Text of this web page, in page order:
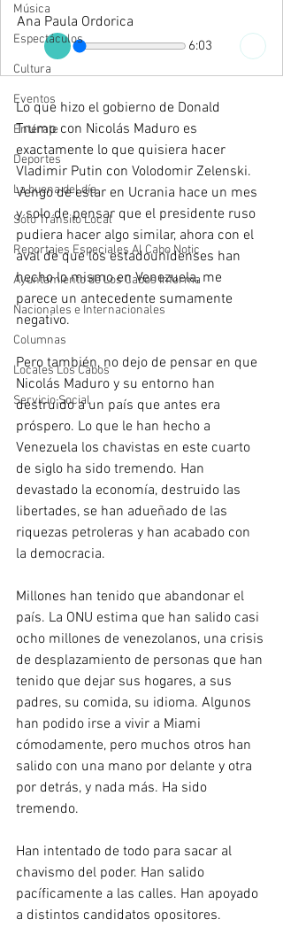
Música
Espectáculos
Cultura
Eventos
Entérate
Deportes
La buena del día
Sólo Tránsito Local
Reportajes Especiales Al Cabo Notic
Ayuntamiento de Los Cabos Informa
Nacionales e Internacionales
Columnas
Locales Los Cabos
Servicio Social
Ana Paula Ordorica
6:03
Lo que hizo el gobierno de Donald
Trump con Nicolás Maduro es
exactamente lo que quisiera hacer
Vladimir Putin con Volodomir Zelenski.
Vengo de estar en Ucrania hace un mes
y solo de pensar que el presidente ruso
pudiera hacer algo similar, ahora con el
aval de que los estadounidenses han
hecho lo mismo en Venezuela, me
parece un antecedente sumamente
negativo.
Pero también, no dejo de pensar en que
Nicolás Maduro y su entorno han
destruido a un país que antes era
próspero. Lo que le han hecho a
Venezuela los chavistas en este cuarto
de siglo ha sido tremendo. Han
devastado la economía, destruido las
libertades, se han adueñado de las
riquezas petroleras y han acabado con
la democracia.
Millones han tenido que abandonar el
país. La ONU estima que han salido casi
ocho millones de venezolanos, una crisis
de desplazamiento de personas que han
tenido que dejar sus hogares, a sus
padres, su comida, su idioma. Algunos
han podido irse a vivir a Miami
cómodamente, pero muchos otros han
salido con una mano por delante y otra
por detrás, y nada más. Ha sido
tremendo.
Han intentado de todo para sacar al
chavismo del poder. Han salido
pacíficamente a las calles. Han apoyado
a distintos candidatos opositores.